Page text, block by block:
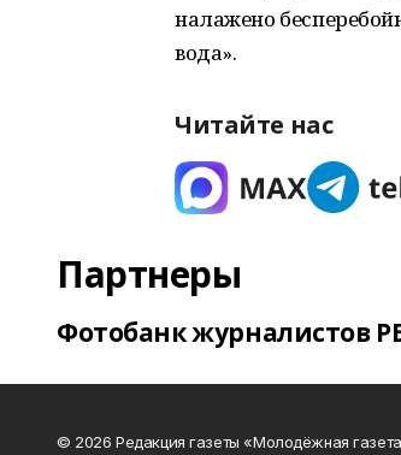
налажено
вода».
Читайте нас
Партнеры
Фотобанк журналистов
© 2026 Редакция газеты «Молодёжная